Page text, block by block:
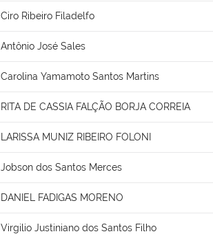
Ciro Ribeiro Filadelfo
Antônio José Sales
Carolina Yamamoto Santos Martins
RITA DE CASSIA FALÇÃO BORJA CORREIA
LARISSA MUNIZ RIBEIRO FOLONI
Jobson dos Santos Merces
DANIEL FADIGAS MORENO
Virgilio Justiniano dos Santos Filho